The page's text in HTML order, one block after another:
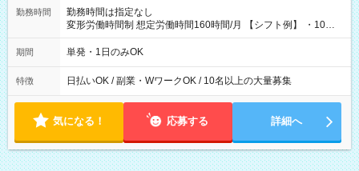
勤務時間
勤務時間は指定なし
変形労働時間制 想定労働時間160時間/月 【シフト例】 ・10：
00～20：00
期間 単発・1日のみOK
特徴 日払いOK / 副業・WワークOK / 10名以上の大量募集
気になる！ 応募する 詳細へ